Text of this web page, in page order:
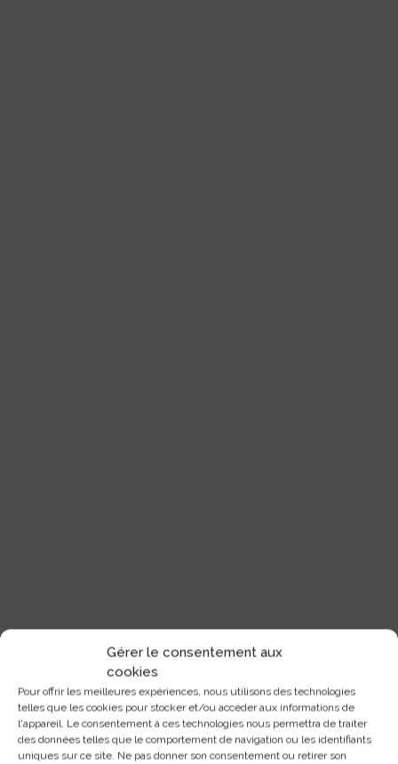
Gérer le consentement aux
cookies
Pour offrir les meilleures expériences, nous utilisons des technologies
telles que les cookies pour stocker et/ou accéder aux informations de
l'appareil. Le consentement à ces technologies nous permettra de traiter
des données telles que le comportement de navigation ou les identifiants
uniques sur ce site. Ne pas donner son consentement ou retirer son